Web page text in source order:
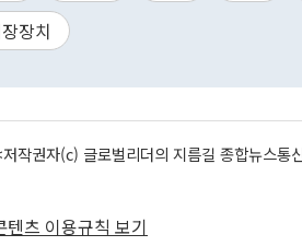
장치
작권자(c) 글로벌리더의 지름길 종합뉴스
텐츠 이용규칙 보기